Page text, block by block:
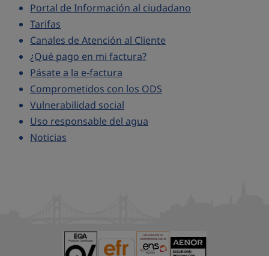
Portal de Información al ciudadano
Tarifas
Canales de Atención al Cliente
¿Qué pago en mi factura?
Pásate a la e-factura
Comprometidos con los ODS
Vulnerabilidad social
Uso responsable del agua
Noticias